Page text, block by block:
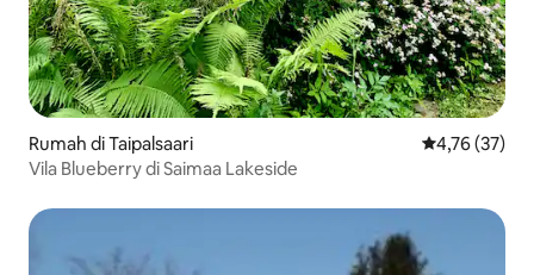
Rumah di Taipalsaari Nilai rata-rata
4,76 (37)
Vila Blueberry di Saimaa Lakeside